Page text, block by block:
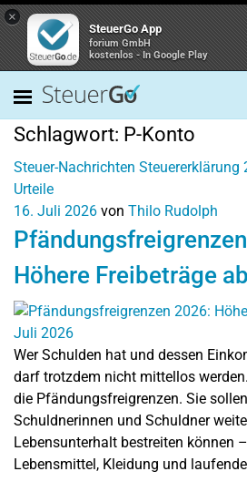
×
SteuerGo App
forium GmbH
kostenlos - In Google Play
Schlagwort: P-Konto
Steuer-Nachrichten Steuererklärung
Urteile
16. Juli 2026 von Thilo Rudolph
Höhere Freibeträge
Wer Schulden hat und dessen
darf trotzdem nicht mittellos
die Pfändungsfreigrenzen. Sie
Schuldnerinnen und Schuldner
Lebensunterhalt bestreiten können
Lebensmittel, Kleidung und